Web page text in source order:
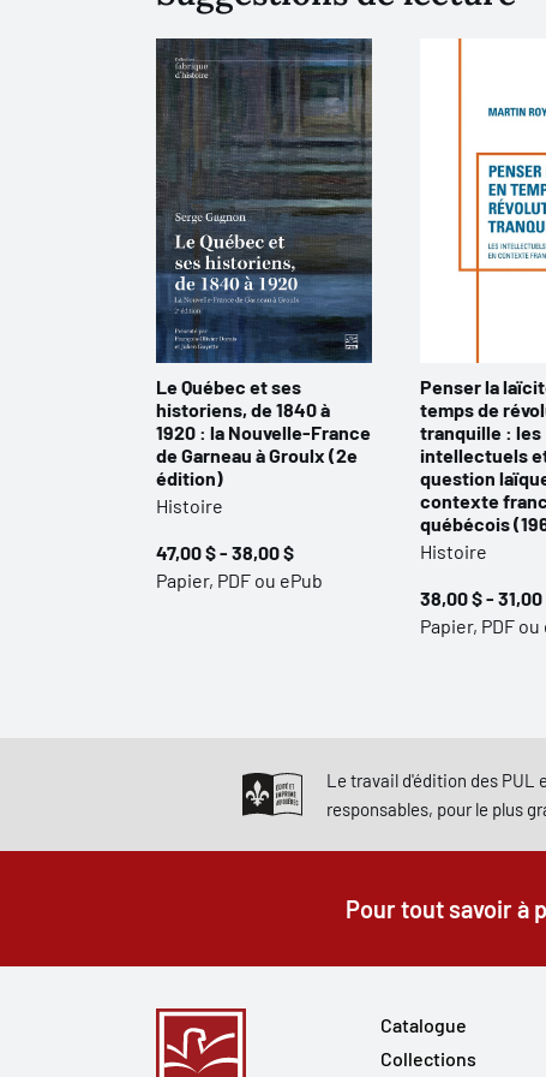
Le Québec et ses
historiens, de 1840 à
1920 : la Nouvelle-France
de Garneau à Groulx (2e
édition)
Histoire
47,00 $ - 38,00 $
Papier, PDF ou ePub
Penser la
temps de
tranquille : les
intellectuels
question
contexte
québécois
Histoire
38,00 $ - 31,00
Papier, PDF ou
Le travail d'édition des PUL
responsables, pour le plus
Pour tout savoir à
Catalogue
Collections